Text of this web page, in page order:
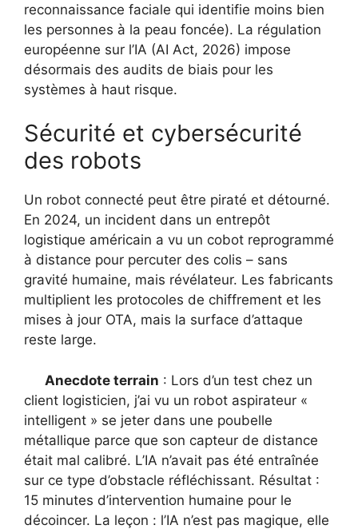
reconnaissance faciale qui identifie moins bien
les personnes à la peau foncée). La régulation
européenne sur l’IA (AI Act, 2026) impose
désormais des audits de biais pour les
systèmes à haut risque.
Sécurité et cybersécurité
des robots
Un robot connecté peut être piraté et détourné.
En 2024, un incident dans un entrepôt
logistique américain a vu un cobot reprogrammé
à distance pour percuter des colis – sans
gravité humaine, mais révélateur. Les fabricants
multiplient les protocoles de chiffrement et les
mises à jour OTA, mais la surface d’attaque
reste large.
Anecdote terrain : Lors d’un test chez un
client logisticien, j’ai vu un robot aspirateur «
intelligent » se jeter dans une poubelle
métallique parce que son capteur de distance
était mal calibré. L’IA n’avait pas été entraînée
sur ce type d’obstacle réfléchissant. Résultat :
15 minutes d’intervention humaine pour le
décoincer. La leçon : l’IA n’est pas magique, elle